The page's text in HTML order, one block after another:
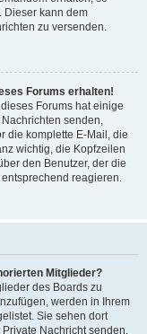
Dieser kann dem
zu versenden.
Forums erhalten!
Forums hat einige
senden,
die komplette E-Mail, die
wichtig, die Kopfzeilen
den Benutzer, der die
reagieren.
Mitglieder?
des Boards zu
werden in Ihrem
Sie sehen dort
Nachricht senden.